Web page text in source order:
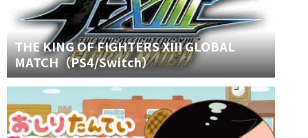
THE KING OF FIGHTERS XIII GLOBAL
MATCH（PS4/Switch）